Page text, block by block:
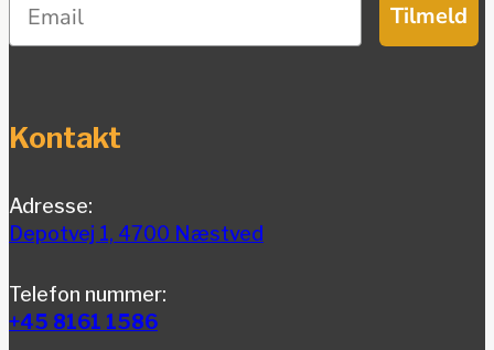
Tilmeld
Kontakt
Adresse:
Depotvej 1, 4700 Næstved
Telefon nummer:
+45 8161 1586